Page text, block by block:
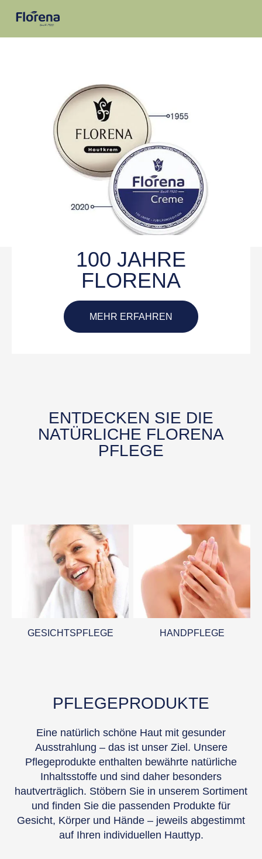
100 JAHRE
FLORENA
MEHR ERFAHREN
ENTDECKEN SIE DIE
NATÜRLICHE FLORENA
PFLEGE
GESICHTSPFLEGE HANDPFLEGE
PFLEGEPRODUKTE
Eine natürlich schöne Haut mit gesunder
Ausstrahlung – das ist unser Ziel. Unsere
Pflegeprodukte enthalten bewährte natürliche
Inhaltsstoffe und sind daher besonders
hautverträglich. Stöbern Sie in unserem Sortiment
und finden Sie die passenden Produkte für
Gesicht, Körper und Hände – jeweils abgestimmt
auf Ihren individuellen Hauttyp.